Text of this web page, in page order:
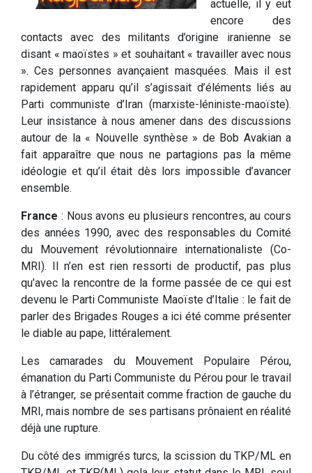
actuelle, il y eut
encore des
contacts avec des militants d’origine iranienne se
disant « maoïstes » et souhaitant « travailler avec nous
». Ces personnes avançaient masquées. Mais il est
rapidement apparu qu’il s’agissait d’éléments liés au
Parti communiste d’Iran (marxiste-léniniste-maoïste).
Leur insistance à nous amener dans des discussions
autour de la « Nouvelle synthèse » de Bob Avakian a
fait apparaître que nous ne partagions pas la même
idéologie et qu’il était dès lors impossible d’avancer
ensemble.
France : Nous avons eu plusieurs rencontres, au cours
des années 1990, avec des responsables du Comité
du Mouvement révolutionnaire internationaliste (Co-
MRI). Il n’en est rien ressorti de productif, pas plus
qu’avec la rencontre de la forme passée de ce qui est
devenu le Parti Communiste Maoïste d’Italie : le fait de
parler des Brigades Rouges a ici été comme présenter
le diable au pape, littéralement.
Les camarades du Mouvement Populaire Pérou,
émanation du Parti Communiste du Pérou pour le travail
à l’étranger, se présentait comme fraction de gauche du
MRI, mais nombre de ses partisans prônaient en réalité
déjà une rupture.
Du côté des immigrés turcs, la scission du TKP/ML en